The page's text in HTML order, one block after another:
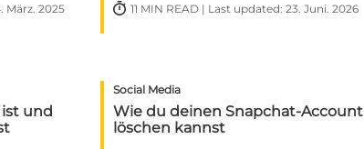
März. 2025 11 MIN READ | Last updated: 23. Juni. 2026
und
Social Media
Wie du deinen Snapchat-Account
löschen kannst